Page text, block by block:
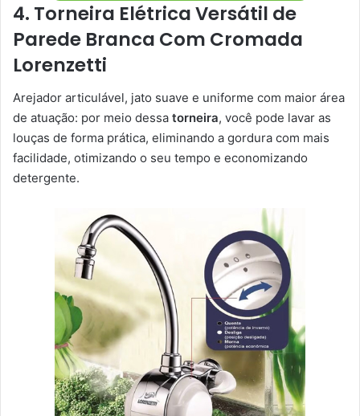
4. Torneira Elétrica Versátil de
Parede Branca Com Cromada
Lorenzetti
Arejador articulável, jato suave e uniforme com maior área
de atuação: por meio dessa torneira, você pode lavar as
louças de forma prática, eliminando a gordura com mais
facilidade, otimizando o seu tempo e economizando
detergente.